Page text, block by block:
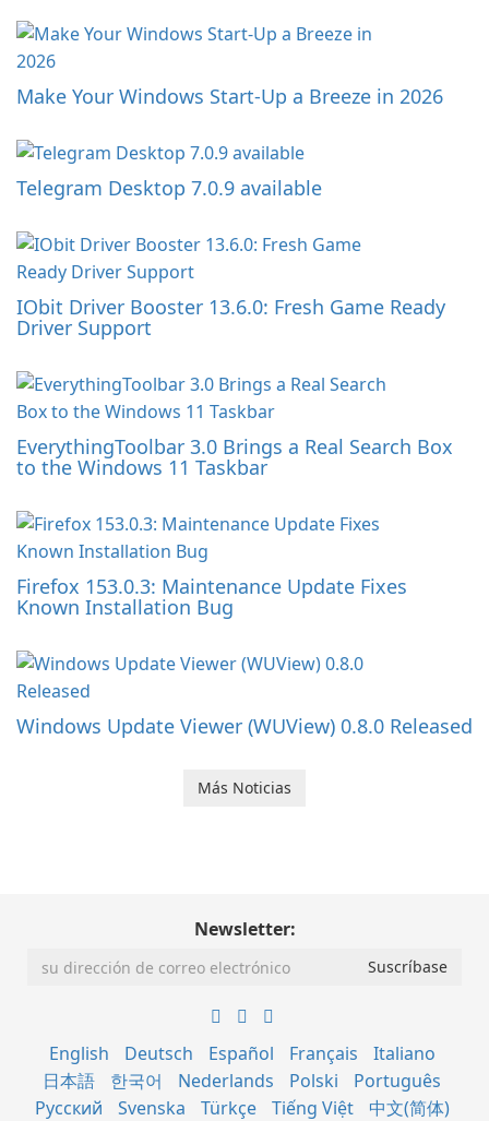
Make Your Windows Start-Up a Breeze in 2026
Telegram Desktop 7.0.9 available
IObit Driver Booster 13.6.0: Fresh Game Ready
Driver Support
EverythingToolbar 3.0 Brings a Real Search Box
to the Windows 11 Taskbar
Firefox 153.0.3: Maintenance Update Fixes
Known Installation Bug
Windows Update Viewer (WUView) 0.8.0 Released
Más Noticias
Newsletter:
English Deutsch Español Français
Italiano
日本語
한국어 Nederlands Polski
Português
Русский
Svenska Türkçe Tiếng Việt
中文(简体)